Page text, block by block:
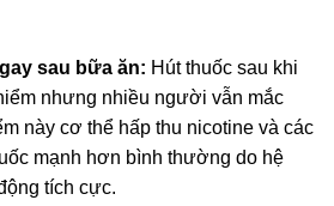
sau bữa ăn: Hút thuốc sau khi
nhưng nhiều người vẫn mắc
này cơ thể hấp thu nicotine và các
mạnh hơn bình thường do hệ
tích cực.